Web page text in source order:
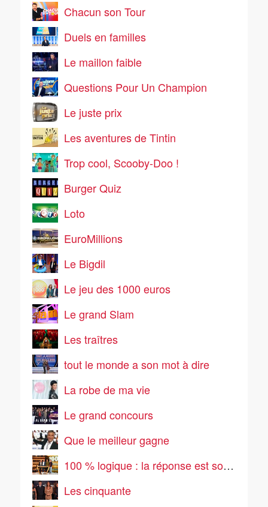
Chacun son Tour
Duels en familles
Le maillon faible
Questions Pour Un Champion
Le juste prix
Les aventures de Tintin
Trop cool, Scooby-Doo !
Burger Quiz
Loto
EuroMillions
Le Bigdil
Le jeu des 1000 euros
Le grand Slam
Les traîtres
tout le monde a son mot à dire
La robe de ma vie
Le grand concours
Que le meilleur gagne
100 % logique : la réponse est sous vos yeux
Les cinquante